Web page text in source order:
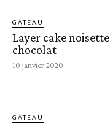
GÂTEAU
Layer cake
chocolat
10 janvier 2020
GÂTEAU